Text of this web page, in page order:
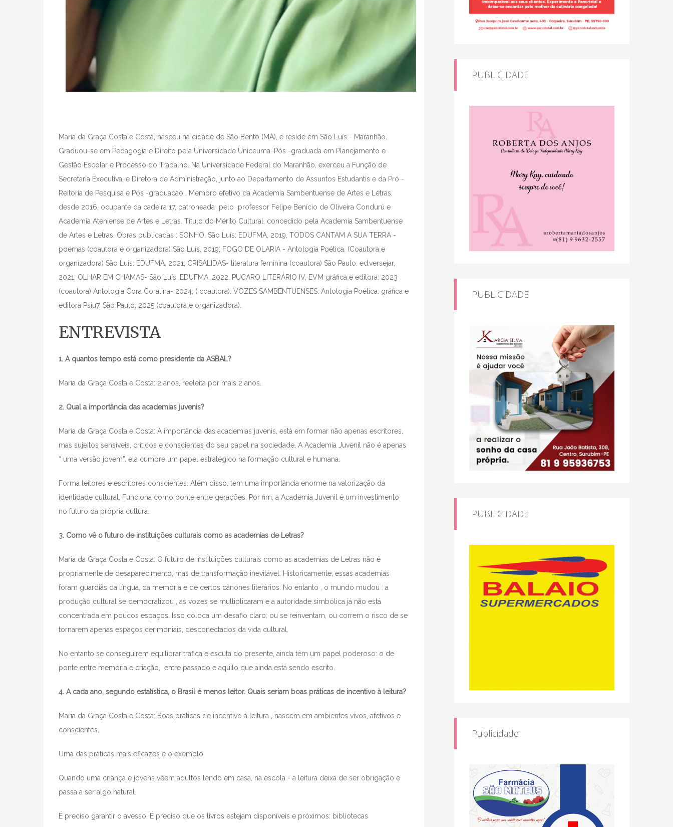
Maria da Graça Costa e Costa, nasceu na cidade de São Bento (MA), e reside em São Luís - Maranhão.
Graduou-se em Pedagogia e Direito pela Universidade Uniceuma. Pós -graduada em Planejamento e
Gestão Escolar e Processo do Trabalho. Na Universidade Federal do Maranhão, exerceu a Função de
Secretaria Executiva, e Diretora de Administração, junto ao Departamento de Assuntos Estudantis e da Pró -
Reitoria de Pesquisa e Pós -graduacao . Membro efetivo da Academia Sambentuense de Artes e Letras,
desde 2016, ocupante da cadeira 17, patroneada pelo professor Felipe Benício de Oliveira Condurú e
Academia Ateniense de Artes e Letras. Título do Mérito Cultural, concedido pela Academia Sambentuense
de Artes e Letras. Obras publicadas : SONHO. São Luís: EDUFMA, 2019, TODOS CANTAM A SUA TERRA -
poemas (coautora e organizadora) São Luís, 2019; FOGO DE OLARIA - Antologia Poética. (Coautora e
organizadora) São Luís: EDUFMA, 2021; CRISÁLIDAS- literatura feminina (coautora) São Paulo: ed.versejar,
2021; OLHAR EM CHAMAS- São Luís, EDUFMA, 2022. PUCARO LITERÁRIO IV, EVM gráfica e editora: 2023
(coautora) Antologia Cora Coralina- 2024; ( coautora). VOZES SAMBENTUENSES: Antologia Poética: gráfica e
editora Psiu7. São Paulo, 2025 (coautora e organizadora).
ENTREVISTA
1. A quantos tempo está como presidente da ASBAL?
Maria da Graça Costa e Costa: 2 anos, reeleita por mais 2 anos.
2. Qual a importância das academias juvenis?
Maria da Graça Costa e Costa: A importância das academias juvenis, está em formar não apenas escritores,
mas sujeitos sensíveis, críticos e conscientes do seu papel na sociedade. A Academia Juvenil não é apenas
“ uma versão jovem”, ela cumpre um papel estratégico na formação cultural e humana.
Forma leitores e escritores conscientes. Além disso, tem uma importância enorme na valorização da
identidade cultural. Funciona como ponte entre gerações. Por fim, a Academia Juvenil é um investimento
no futuro da própria cultura.
3. Como vê o futuro de instituições culturais como as academias de Letras?
Maria da Graça Costa e Costa: O futuro de instituições culturais como as academias de Letras não é
propriamente de desaparecimento, mas de transformação inevitável. Historicamente, essas academias
foram guardiãs da língua, da memória e de certos cânones literários. No entanto , o mundo mudou : a
produção cultural se democratizou , as vozes se multiplicaram e a autoridade simbólica já não está
concentrada em poucos espaços. Isso coloca um desafio claro: ou se reinventam, ou correm o risco de se
tornarem apenas espaços cerimoniais, desconectados da vida cultural.
No entanto se conseguirem equilibrar trafica e escuta do presente, ainda têm um papel poderoso: o de
ponte entre memória e criação, entre passado e aquilo que ainda está sendo escrito.
4. A cada ano, segundo estatística, o Brasil é menos leitor. Quais seriam boas práticas de incentivo à leitura?
Maria da Graça Costa e Costa: Boas práticas de incentivo à leitura , nascem em ambientes vivos, afetivos e
conscientes.
Uma das práticas mais eficazes é o exemplo.
Quando uma criança e jovens vêem adultos lendo em casa, na escola - a leitura deixa de ser obrigação e
passa a ser algo natural.
É preciso garantir o avesso. É preciso que os livros estejam disponíveis e próximos: bibliotecas
PUBLICIDADE
PUBLICIDADE
PUBLICIDADE
Publicidade